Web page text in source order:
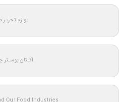
لوازم تحریر
اکـتان
Our Food Industries